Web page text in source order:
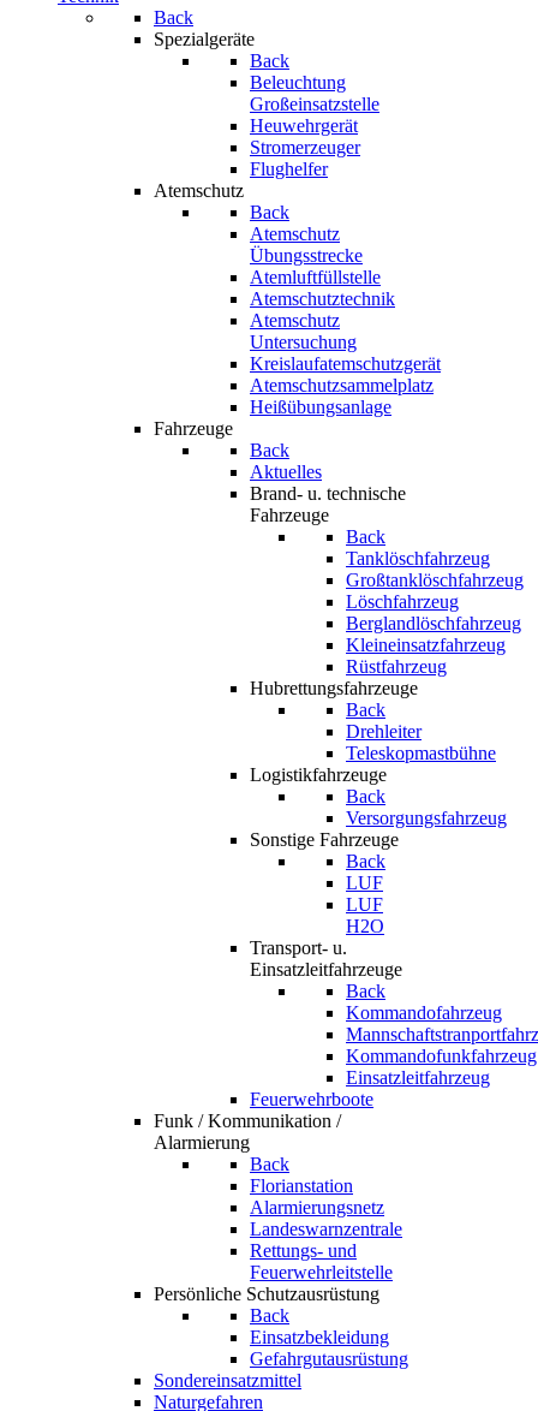
Back
Spezialgeräte
Back
Beleuchtung
Großeinsatzstelle
Heuwehrgerät
Stromerzeuger
Flughelfer
Atemschutz
Back
Atemschutz
Übungsstrecke
Atemluftfüllstelle
Atemschutztechnik
Atemschutz
Untersuchung
Kreislaufatemschutzgerät
Atemschutzsammelplatz
Heißübungsanlage
Fahrzeuge
Back
Aktuelles
Brand- u. technische
Fahrzeuge
Back
Tanklöschfahrzeug
Großtanklöschfahrzeug
Löschfahrzeug
Berglandlöschfahrzeug
Kleineinsatzfahrzeug
Rüstfahrzeug
Hubrettungsfahrzeuge
Back
Drehleiter
Teleskopmastbühne
Logistikfahrzeuge
Back
Versorgungsfahrzeug
Sonstige Fahrzeuge
Back
LUF
LUF
H2O
Transport- u.
Einsatzleitfahrzeuge
Back
Kommandofahrzeug
Kommandofunkfahrzeug
Einsatzleitfahrzeug
Feuerwehrboote
Funk / Kommunikation /
Alarmierung
Back
Florianstation
Alarmierungsnetz
Landeswarnzentrale
Rettungs- und
Feuerwehrleitstelle
Persönliche Schutzausrüstung
Back
Einsatzbekleidung
Gefahrgutausrüstung
Sondereinsatzmittel
Naturgefahren